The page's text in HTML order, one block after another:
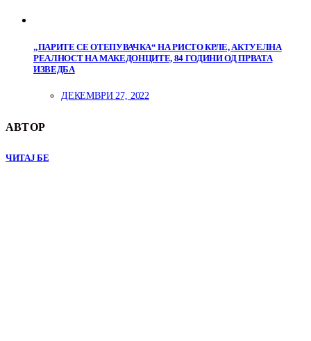
„ПАРИТЕ СЕ ОТЕПУВАЧКА“ НА РИСТО КРЛЕ, АКТУЕЛНА
РЕАЛНОСТ НА МАКЕДОНЦИТЕ, 84 ГОДИНИ ОД ПРВАТА
ИЗВЕДБА
ДЕКЕМВРИ 27, 2022
АВТОР
ЧИТАЈ БЕ